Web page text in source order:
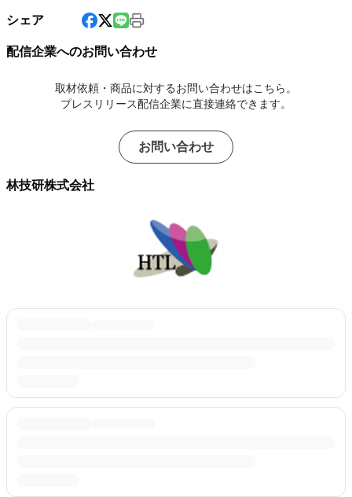
シェア
配信企業へのお問い合わせ
取材依頼・商品に対するお問い合わせはこちら。
プレスリリース配信企業に直接連絡できます。
お問い合わせ
林技研株式会社